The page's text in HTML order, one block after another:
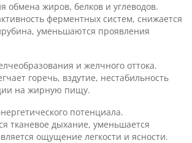
обмена жиров, белков и углеводов.
ферментных систем, снижается
уменьшаются проявления
и желчного оттока.
горечь, вздутие, нестабильность
на жирную пищу.
потенциала.
тканевое дыхание, уменьшается
ощущение легкости и ясности.